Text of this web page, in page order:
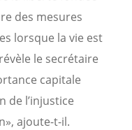
des mesures
lorsque la vie est
le secrétaire
capitale
de l’injustice
ajoute-t-il.